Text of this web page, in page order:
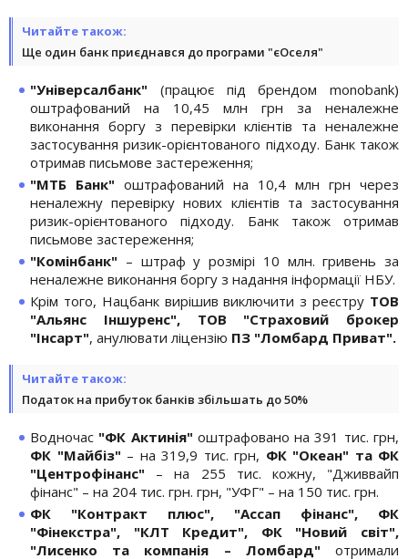
Читайте також:
Ще один банк приєднався до програми "єОселя"
"Універсалбанк" (працює під брендом monobank)
оштрафований на 10,45 млн грн за неналежне
виконання боргу з перевірки клієнтів та неналежне
застосування ризик-орієнтованого підходу. Банк також
отримав письмове застереження;
"МТБ Банк" оштрафований на 10,4 млн грн через
неналежну перевірку нових клієнтів та застосування
ризик-орієнтованого підходу. Банк також отримав
письмове застереження;
"Комінбанк" – штраф у розмірі 10 млн. гривень за
неналежне виконання боргу з надання інформації НБУ.
Крім того, Нацбанк вирішив виключити з реєстру ТОВ
"Альянс Іншуренс", ТОВ "Страховий брокер
"Інсарт", анулювати ліцензію ПЗ "Ломбард Приват".
Читайте також:
Податок на прибуток банків збільшать до 50%
Водночас "ФК Актинія" оштрафовано на 391 тис. грн,
ФК "Майбіз" – на 319,9 тис. грн, ФК "Океан" та ФК
"Центрофінанс" – на 255 тис. кожну, "Дживвайп
фінанс" – на 204 тис. грн. грн, "УФГ" – на 150 тис. грн.
ФК "Контракт плюс", "Ассап фінанс", ФК
"Фінекстра", "КЛТ Кредит", ФК "Новий світ",
"Лисенко та компанія – Ломбард" отримали